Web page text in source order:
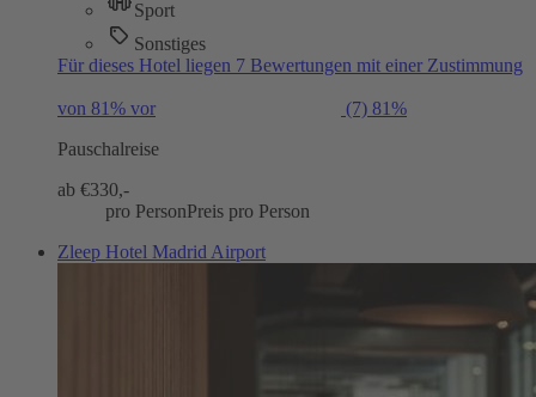
Sport
Sonstiges
Für dieses Hotel liegen 7 Bewertungen mit einer Zustimmung
von 81% vor (7) 81%
Pauschalreise
ab €330,-
pro PersonPreis pro Person
Zleep Hotel Madrid Airport